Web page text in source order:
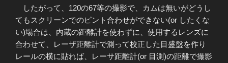
したがって、120の67等の撮影で、カムは無いがどうし
てもスクリーンでのピント合わせができない(or したくな
い)場合は、内蔵の距離計を使わずに、使用するレンズに
合わせて、レーザ距離計で測って校正した目盛盤を作り
レールの横に貼れば、レーサ距離計(or 目測)の距離で撮影